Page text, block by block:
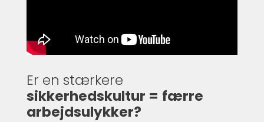
sikkerhedskultur = færre
arbejdsulykker?